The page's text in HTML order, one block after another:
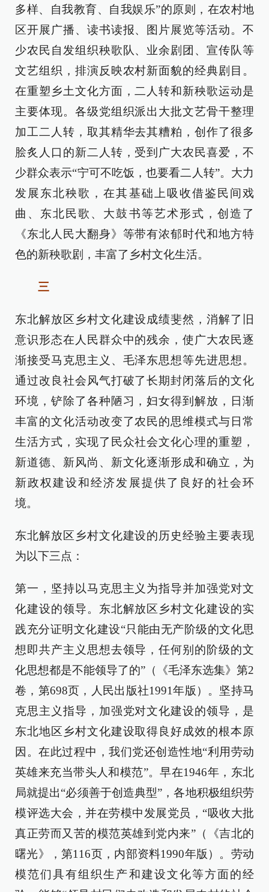
多样、自我教育、自我娱乐”的原则，在农村地
区开展广播、读书读报、图片展览等活动。不
少农民自发组织秧歌队、业余剧团、宣传队等
文艺组织，排演反映农村新面貌的经典剧目。
在重塑乡土文化方面，二人转和新秧歌运动是
主要体现。各级党组织派出大批文艺骨干整理
加工二人转，取其精华去其糟粕，创作了很多
脍炙人口的新二人转，受到广大农民喜爱，不
少群众表示“宁可不吃饭，也要看二人转”。大力
发展东北秧歌，在其基础上吸收借鉴民间戏
曲、东北民歌、大鼓书等艺术形式，创造了
《东北人民大翻身》等带有浓郁时代和地方特
色的新秧歌剧，丰富了乡村文化生活。
三
东北解放区乡村文化建设成绩斐然，消解了旧
意识形态在人民群众中的残余，使广大农民逐
渐接受马克思主义、毛泽东思想等先进思想。
通过改良社会风气打破了长期封闭落后的文化
环境，铲除了各种陋习，妇女得到解放，日渐
丰富的文化活动改变了农民的思维模式与日常
生活方式，实现了民众社会文化心理的重塑，
新道德、新风尚、新文化逐渐形成和确立，为
新政权建设和经济发展提供了良好的社会环
境。
东北解放区乡村文化建设的历史经验主要表现
为以下三点：
第一，坚持以马克思主义为指导并加强党对文
化建设的领导。东北解放区乡村文化建设的实
践充分证明文化建设“只能由无产阶级的文化思
想即共产主义思想去领导，任何别的阶级的文
化思想都是不能领导了的”（《毛泽东选集》第2
卷，第698页，人民出版社1991年版）。坚持马
克思主义指导，加强党对文化建设的领导，是
东北地区乡村文化建设取得良好成效的根本原
因。在此过程中，我们党还创造性地“利用劳动
英雄来充当带头人和模范”。早在1946年，东北
局就提出“必须善于创造典型”，各地积极组织劳
模评选大会，并在劳模中发展党员，“吸收大批
真正劳而又苦的模范英雄到党内来”（《吉北的
曙光》，第116页，内部资料1990年版）。劳动
模范们具有组织生产和建设文化等方面的经